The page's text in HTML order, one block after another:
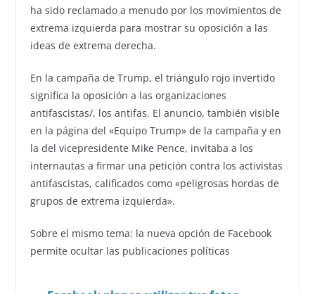
ha sido reclamado a menudo por los movimientos de
extrema izquierda para mostrar su oposición a las
ideas de extrema derecha.
En la campaña de Trump, el triángulo rojo invertido
significa la oposición a las organizaciones
antifascistas/, los antifas. El anuncio, también visible
en la página del «Equipo Trump» de la campaña y en
la del vicepresidente Mike Pence, invitaba a los
internautas a firmar una petición contra los activistas
antifascistas, calificados como «peligrosas hordas de
grupos de extrema izquierda».
Sobre el mismo tema: la nueva opción de Facebook
permite ocultar las publicaciones políticas